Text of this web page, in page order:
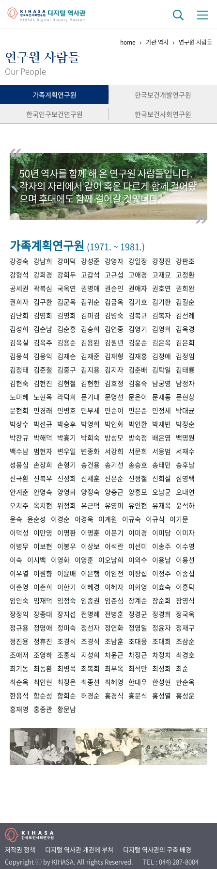
걸어온 길 기관 변천사
연구 역사
정책과 연구 키워드로 보는 연구 역사
연구자들
간행물 변천사
기록물 아카이브
사진 아카이브 문서 기록물 행정박물 영상 기록물
50+1주년 기념
+1
VR 역사관
home 기관 역사 연구원 사람들
연구원 사람들
Our People
가족계획연구원
한국보건개발연구원
한국인구보건연구원
한국보건사회연구원
50년 역사를 함께 해 온 연구원 사람들입니다.
각자의 자리에서 같이 혹은 다르게 함께 걸어왔
으며 후대에도 함께 걸어갈 것입니다.
가족계획연구원 (1971. ~ 1981.)
강경숙 강남희 강미덕 강성준 강영자 강일정 강정진
강판조
강형석
강희경 강희두 고갑석 고규섭 고애경 고재묘 고정환
공세권 곽복심 국옥연 권명애 권순인 권애자 권호연 권희완
권희자 김구환 김군옥 김귀순 김금옥 김기호 김기환 김길순
김난희
김명희 김명희 김미겸 김병숙 김복규 김복자 김선례
김성희
김순남 김순흥 김승희 김연중 김영기 김영희
김옥경
김옥실
김옥주 김용순 김용완 김원년 김윤순 김은옥 김은희
김응석
김응익 김재순 김재준 김재형 김재홍 김정애 김정임
김정태 김준철 김중구 김지용 김지자 김춘배 김탁일
김태룡
김현숙 김현진 김현철 김현한 김호정 김홍숙 남궁영
남정자
노미혜 노현옥 라덕희 문기대 문명선 문은이 문재동 문현상
문현희
민경래 민병호 민부세 민순이 민은준 민정세 박대균
박상수 박선규 박승후 박영희 박인화 박인환 박재빈
박정순
박찬규 박해덕 박흥기 박희숙 방성모 방숙정 배은영
백명원
백수남 범현자 변우일 변종화 서강희 서문희 서응범
서재수
성용심 손창희 손형기 송건용 송기선 송승호 송태민 송후남
신극환 신복우 신성희 신세훈 신은순 신정철 신희설
심영택
안계춘 안명숙 양영화 양정숙 양충근 양홍모 오남균 오대연
오치주 옥치현 위정희 유근덕 유영미 유인현 유재옥 윤석하
윤숙 윤순성 이경순 이경욱 이계원 이규숙 이규식
이기문
이덕성
이만영 이명환 이명훈 이문기 이미경 이미담 이미자
이병무 이보현 이봉우 이상보 이석란 이선미 이송주 이수영
이숙 이시백 이영화 이영훈 이오남희 이외수 이용남 이용선
이우열
이원향 이윤배 이은행 이임전 이장섭 이정주 이종섭
이춘영
이춘희 이한기 이혜경 이혜자 이화영 이효숙 이흥탁
임인숙 임재덕 임정숙 임종권 임춘심 장계순 장순희 장영식
장정익 장종대 장지섭 전명례 전병훈 정경균 정경희
정국옥
정규용 정명애 정미숙 정선자 정연화 정영일 정윤자 정재구
정진용 정휴진 조경식 조경식 조남훈 조대웅 조대희 조삼순
조애저 조영하 조홍식 지성희 차윤근 차정근 차정치 최경호
최기동 최동환 최병목 최복희 최부옥 최석만 최성희 최순
최순옥 최인현 최정은 최종선 최혜영 한대우 한성현 한순옥
한용석 함순성 함희순 허경순 홍경식 홍문식 홍성열 홍성운
홍재영 홍종관 황문남
저작권 정책 디지털 역사관 개관에 부쳐
디지털 역사관의 구축 배경
Copyright ⓒ by KIHASA. All rights Reserved.
TEL : 044) 287-8004